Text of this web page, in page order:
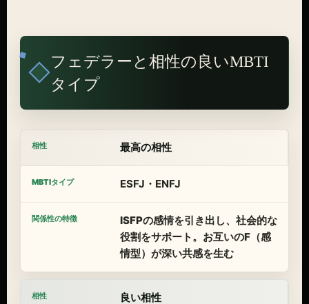
フェデラーと相性の良いMBTI
タイプ
最高の相性
ESFJ・ENFJ
ISFPの感情を引き出し、社会的な
役割をサポート。お互いのF（感
情型）が深い共感を生む
良い相性